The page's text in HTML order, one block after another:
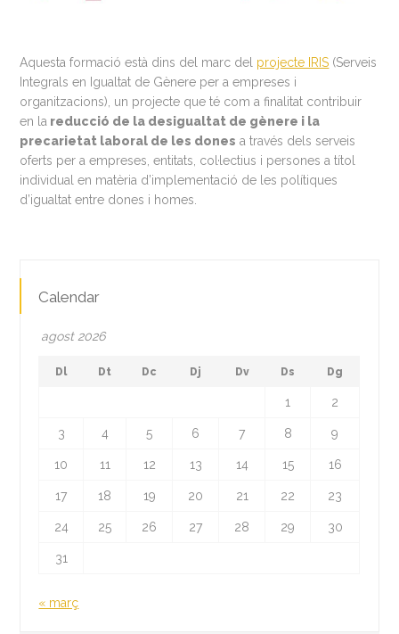
Aquesta formació està dins del marc del projecte IRIS (Serveis
Integrals en Igualtat de Gènere per a empreses i
organitzacions), un projecte que té com a finalitat contribuir
en la reducció de la desigualtat de gènere i la
precarietat laboral de les dones a través dels serveis
oferts per a empreses, entitats, col·lectius i persones a títol
individual en matèria d’implementació de les polítiques
d’igualtat entre dones i homes.
Calendar
agost 2026
Dl Dt Dc Dj Dv Ds Dg
1 2
3 4 5 6 7 8 9
10 11 12 13 14 15 16
17 18 19 20 21 22 23
24 25 26 27 28 29 30
31
« març